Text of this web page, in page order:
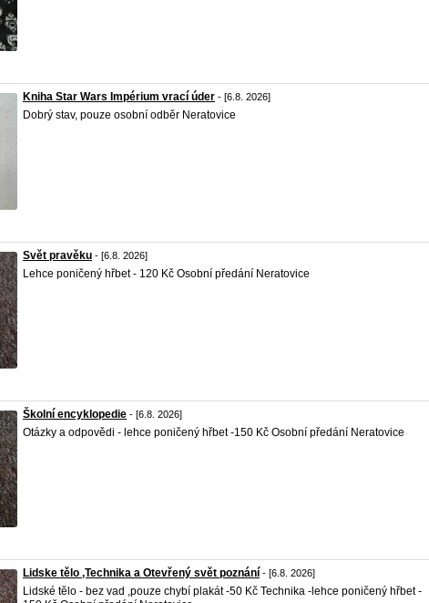
Kniha Star Wars Impérium vrací úder - [6.8. 2026]
Dobrý stav, pouze osobní odběr Neratovice
Svět pravěku - [6.8. 2026]
Lehce poničený hřbet - 120 Kč Osobní předání Neratovice
Školní encyklopedie - [6.8. 2026]
Otázky a odpovědi - lehce poničený hřbet -150 Kč Osobní předání Neratovice
Lidske tělo ,Technika a Otevřený svět poznání - [6.8. 2026]
Lidské tělo - bez vad ,pouze chybí plakát -50 Kč Technika -lehce poničený hřbet -